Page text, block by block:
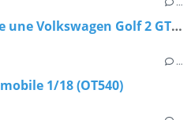
1/12 : OttOmobile dévoile une Volkswagen Golf 2 GTI 16V
…
1/18 (OT540)